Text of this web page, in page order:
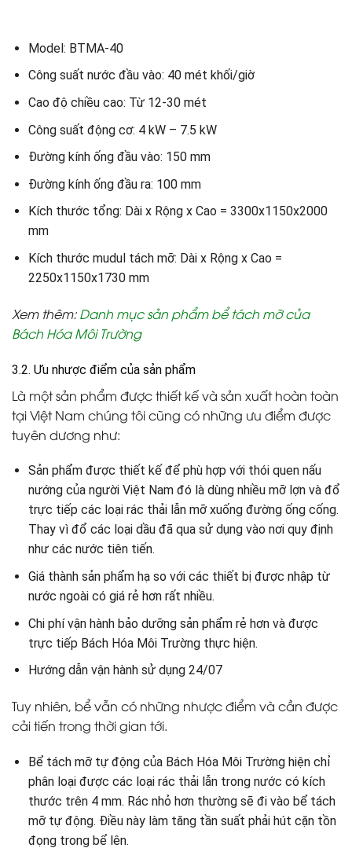
Model: BTMA-40
Công suất nước đầu vào: 40 mét khối/giờ
Cao độ chiều cao: Từ 12-30 mét
Công suất động cơ: 4 kW – 7.5 kW
Đường kính ống đầu vào: 150 mm
Đường kính ống đầu ra: 100 mm
Kích thước tổng: Dài x Rộng x Cao = 3300x1150x2000
mm
Kích thước mudul tách mỡ: Dài x Rộng x Cao =
2250x1150x1730 mm
Xem thêm:Danh mục sản phẩm bể tách mỡ của
Bách Hóa Môi Trường
3.2. Ưu nhược điểm của sản phẩm
Là một sản phẩm được thiết kế và sản xuất hoàn toàn
tại Việt Nam chúng tôi cũng có những ưu điểm được
tuyên dương như:
Sản phẩm được thiết kế để phù hợp với thói quen nấu
nướng của người Việt Nam đó là dùng nhiều mỡ lợn và đổ
trực tiếp các loại rác thải lẫn mỡ xuống đường ống cống.
Thay vì đổ các loại dầu đã qua sử dụng vào nơi quy định
như các nước tiên tiến.
Giá thành sản phẩm hạ so với các thiết bị được nhập từ
nước ngoài có giá rẻ hơn rất nhiều.
Chi phí vận hành bảo dưỡng sản phẩm rẻ hơn và được
trực tiếp Bách Hóa Môi Trường thực hiện.
Hướng dẫn vận hành sử dụng 24/07
Tuy nhiên, bể vẫn có những nhược điểm và cần được
cải tiến trong thời gian tới.
Bể tách mỡ tự động của Bách Hóa Môi Trường hiện chỉ
phân loại được các loại rác thải lẫn trong nước có kích
thước trên 4 mm. Rác nhỏ hơn thường sẽ đi vào bể tách
mỡ tự động. Điều này làm tăng tần suất phải hút cặn tồn
đọng trong bể lên.